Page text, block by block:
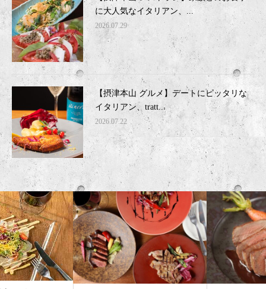
に大人気なイタリアン、...
2026.07.29
【摂津本山 グルメ】デートにピッタリな
イタリアン、tratt...
2026.07.22